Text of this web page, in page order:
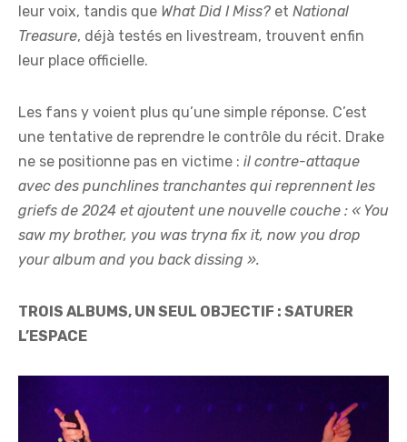
leur voix, tandis que What Did I Miss? et National
Treasure, déjà testés en livestream, trouvent enfin
leur place officielle.
Les fans y voient plus qu’une simple réponse. C’est
une tentative de reprendre le contrôle du récit. Drake
ne se positionne pas en victime : il contre-attaque
avec des punchlines tranchantes qui reprennent les
griefs de 2024 et ajoutent une nouvelle couche : « You
saw my brother, you was tryna fix it, now you drop
your album and you back dissing ».
TROIS ALBUMS, UN SEUL OBJECTIF : SATURER
L’ESPACE